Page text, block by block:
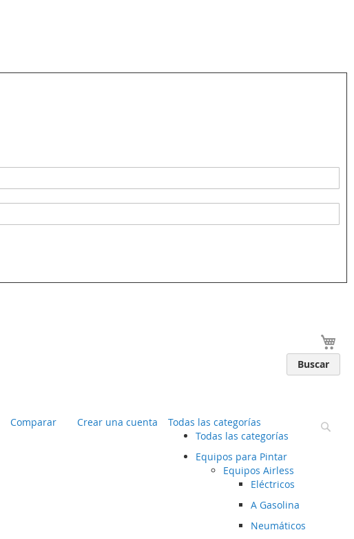
Buscar
Todas las categorías
Todas las categorías
Equipos para Pintar
Equipos Airless
Eléctricos
A Gasolina
Neumáticos
Comparar Crear una cuenta